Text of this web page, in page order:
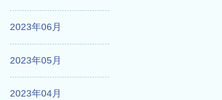
2023年06月
2023年05月
2023年04月